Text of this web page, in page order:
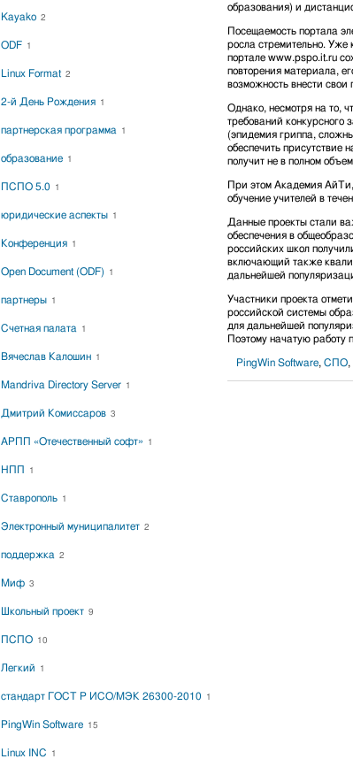
образования) и
Посещаемость портала
росла стремительно. Уже
портале www.pspo.it.ru
повторения материала,
возможность внести
Однако, несмотря на то,
требований конкурсного
(эпидемия гриппа,
обеспечить присутствие
получит не в полном
При этом Академия АйТи,
обучение учителей в
Данные проекты стали
обеспечения в
российских школ
включающий также
дальнейшей
Участники проекта
российской системы
для дальнейшей
Поэтому начатую работу
PingWin Software, СПО,
Kayako 2
ODF 1
Linux Format 2
2-й День Рождения 1
партнерская программа 1
образование 1
ПСПО 5.0 1
юридические аспекты 1
Конференция 1
Open Document (ODF) 1
партнеры 1
Счетная палата 1
Вячеслав Калошин 1
Mandriva Directory Server 1
Дмитрий Комиссаров 3
АРПП «Отечественный софт» 1
НПП 1
Ставрополь 1
Электронный муниципалитет 2
поддержка 2
Миф 3
Школьный проект 9
ПСПО 10
Легкий 1
стандарт ГОСТ Р ИСО/МЭК 26300-2010 1
PingWin Software 15
Linux INC 1